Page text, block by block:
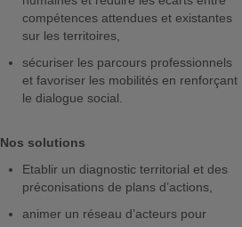
compétences attendues et existantes
sur les territoires,
sécuriser les parcours professionnels
et favoriser les mobilités en renforçant
le dialogue social.
Nos solutions
Etablir un diagnostic territorial et des
préconisations de plans d’actions,
animer un réseau d’acteurs pour